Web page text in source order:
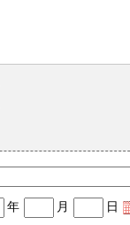
年 月 日